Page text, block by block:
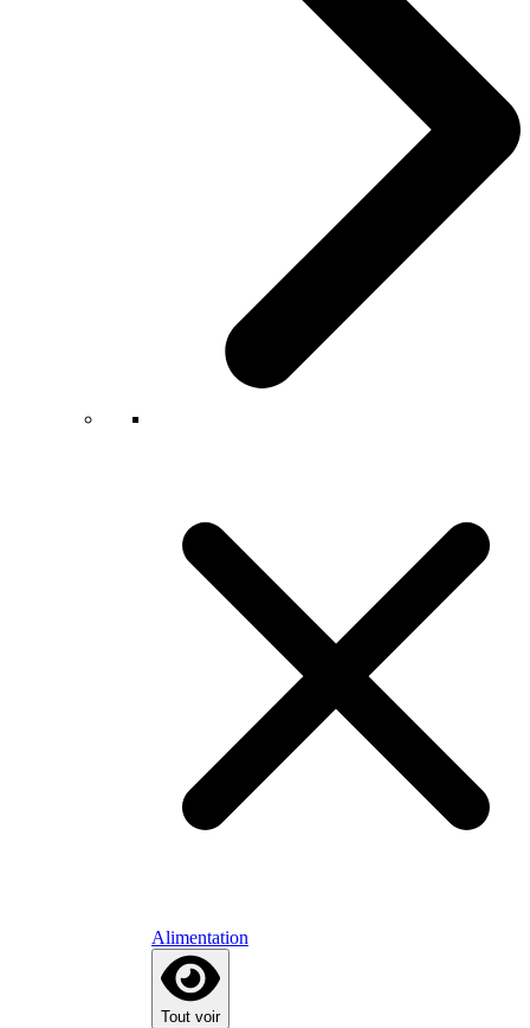
Alimentation
Tout voir